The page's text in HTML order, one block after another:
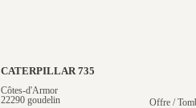
CATERPILLAR 735
Côtes-d'Armor
22290 goudelin
Offre /